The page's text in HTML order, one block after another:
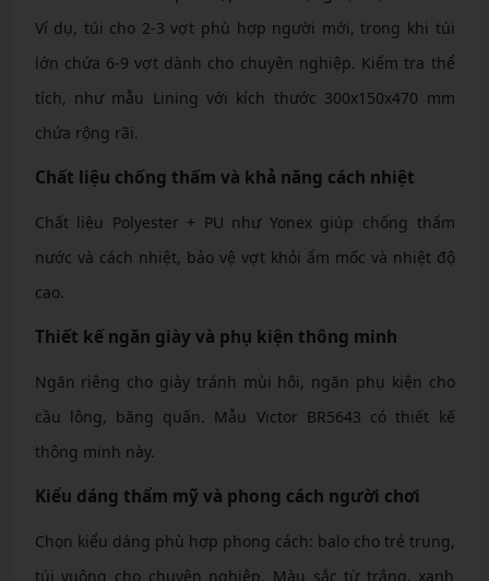
Ví dụ, túi cho 2-3 vợt phù hợp người mới, trong khi túi
lớn chứa 6-9 vợt dành cho chuyên nghiệp. Kiểm tra thể
tích, như mẫu Lining với kích thước 300x150x470 mm
chứa rộng rãi.
Chất liệu chống thấm và khả năng cách nhiệt
Chất liệu Polyester + PU như Yonex giúp chống thấm
nước và cách nhiệt, bảo vệ vợt khỏi ẩm mốc và nhiệt độ
cao.
Thiết kế ngăn giày và phụ kiện thông minh
Ngăn riêng cho giày tránh mùi hôi, ngăn phụ kiện cho
cầu lông, băng quấn. Mẫu Victor BR5643 có thiết kế
thông minh này.
Kiểu dáng thẩm mỹ và phong cách người chơi
Chọn kiểu dáng phù hợp phong cách: balo cho trẻ trung,
túi vuông cho chuyên nghiệp. Màu sắc từ trắng, xanh